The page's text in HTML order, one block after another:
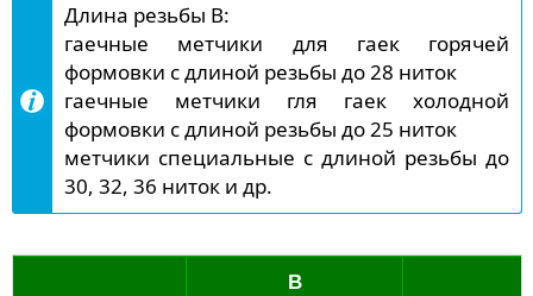
Длина резьбы B:
гаечные метчики для гаек горячей
формовки с длиной резьбы до 28 ниток
гаечные метчики гля гаек холодной
формовки с длиной резьбы до 25 ниток
метчики специальные с длиной резьбы до
30, 32, 36 ниток и др.
B